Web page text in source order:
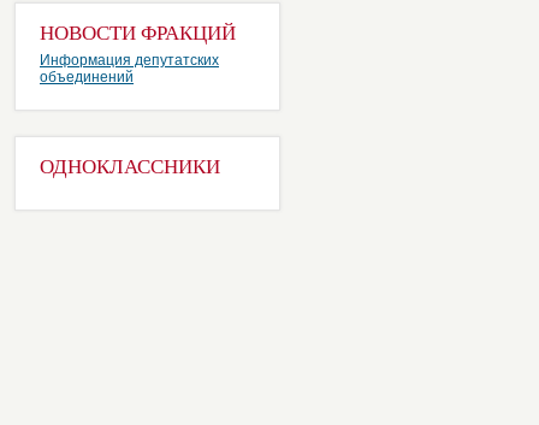
НОВОСТИ ФРАКЦИЙ
Информация депутатских
объединений
ОДНОКЛАССНИКИ